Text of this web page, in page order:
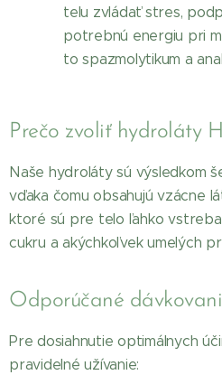
telu zvládať stres,
potrebnú energiu pri
to spazmolytikum a
Prečo zvoliť hydroláty
Naše hydroláty sú výsledkom
vďaka čomu obsahujú vzácne
ktoré sú pre telo ľahko
cukru a akýchkoľvek umelých
Odporúčané
Pre dosiahnutie optimálnych
pravidelné užívanie: